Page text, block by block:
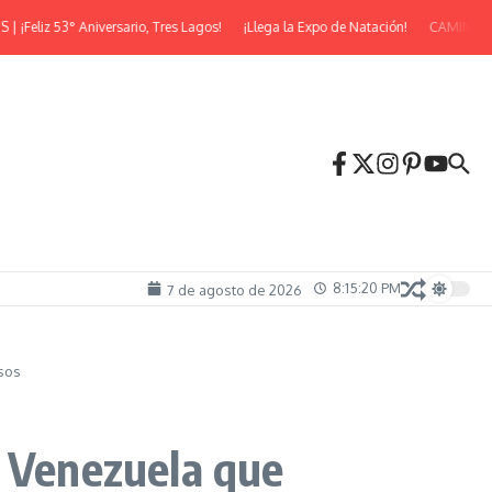
53° Aniversario, Tres Lagos! ¡Llega la Expo de Natación! CAMINATA
7 de agosto de 2026 8:15:21 PM
que